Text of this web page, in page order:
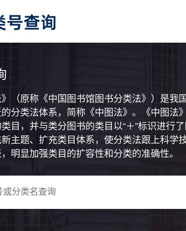
》（原称《中国图书馆图书分类法》）是
分类法体系，简称《中图法》。《中图
目，并与类分图书的类目以“＋”标识进行
主题、扩充类目体系，使分类法跟上科
明显加强类目的扩容性和分类的准确性。